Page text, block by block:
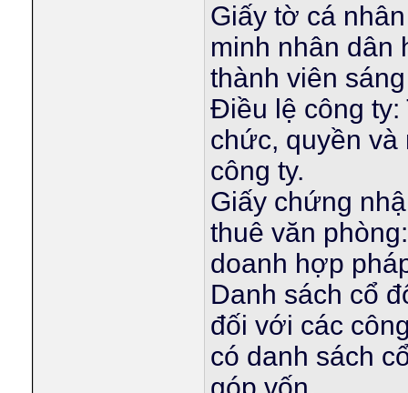
Giấy tờ cá
minh nhân dân
thành viên
Điều lệ công ty:
chức, quyền và
công ty.
Giấy chứng
thuê văn
doanh hợp
Danh sách cổ
đối với các
có danh sách